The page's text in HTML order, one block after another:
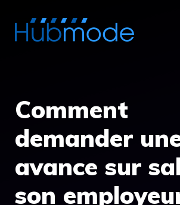
Comment
demander
avance sur
son